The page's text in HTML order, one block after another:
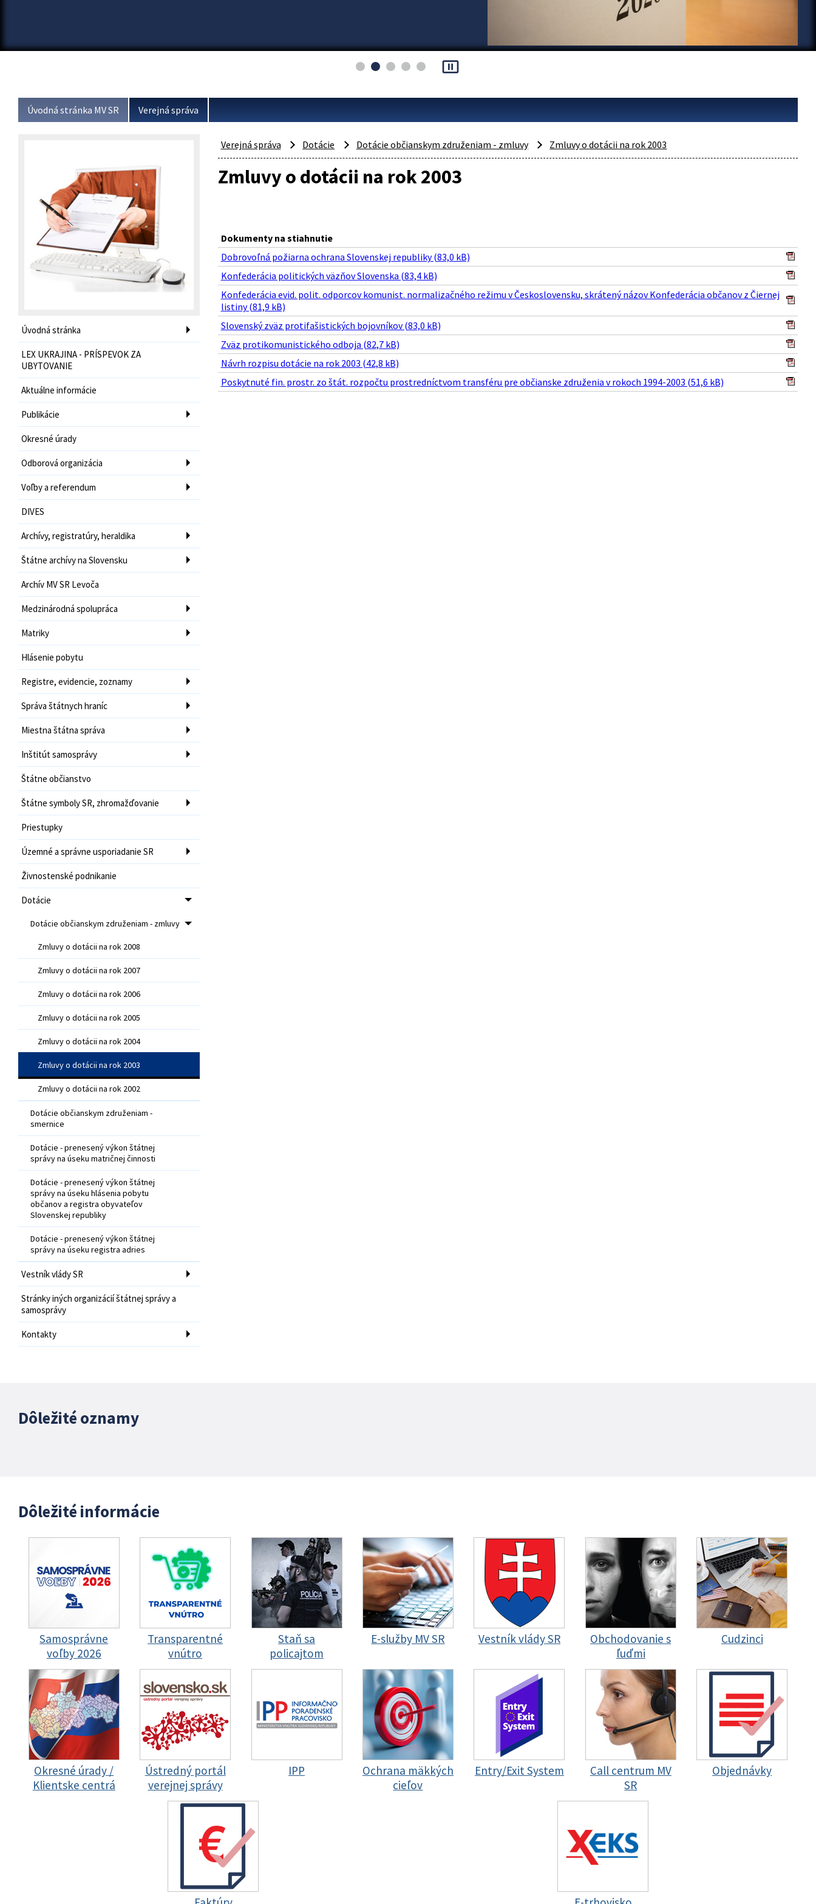
pause_presentation
Úvodná stránka MV SR Verejná správa
Úvodná stránka
LEX UKRAJINA - PRÍSPEVOK ZA
UBYTOVANIE
Aktuálne informácie
Publikácie
Okresné úrady
Odborová organizácia
Voľby a referendum
DIVES
Archívy, registratúry, heraldika
Štátne archívy na Slovensku
Archív MV SR Levoča
Medzinárodná spolupráca
Matriky
Hlásenie pobytu
Registre, evidencie, zoznamy
Správa štátnych hraníc
Miestna štátna správa
Inštitút samosprávy
Štátne občianstvo
Štátne symboly SR, zhromažďovanie
Priestupky
Územné a správne usporiadanie SR
Živnostenské podnikanie
Dotácie
Dotácie občianskym združeniam - zmluvy
Zmluvy o dotácii na rok 2008
Zmluvy o dotácii na rok 2007
Zmluvy o dotácii na rok 2006
Zmluvy o dotácii na rok 2005
Zmluvy o dotácii na rok 2004
Zmluvy o dotácii na rok 2003
Zmluvy o dotácii na rok 2002
Dotácie občianskym združeniam -
smernice
Dotácie - prenesený výkon štátnej
správy na úseku matričnej činnosti
Dotácie - prenesený výkon štátnej
správy na úseku hlásenia pobytu
občanov a registra obyvateľov
Slovenskej republiky
Dotácie - prenesený výkon štátnej
správy na úseku registra adries
Vestník vlády SR
Stránky iných organizácií štátnej správy a
samosprávy
Kontakty
Verejná správa Dotácie Dotácie občianskym združeniam - zmluvy Zmluvy o dotácii na rok 2003
Zmluvy o dotácii na rok 2003
Dokumenty na stiahnutie
Dobrovoľná požiarna ochrana Slovenskej republiky (83,0 kB)
Konfederácia politických väzňov Slovenska (83,4 kB)
Konfederácia evid. polit. odporcov komunist. normalizačného režimu v Československu, skrátený názov Konfederácia občanov z Čiernej
listiny (81,9 kB)
Slovenský zväz protifašistických bojovníkov (83,0 kB)
Zväz protikomunistického odboja (82,7 kB)
Návrh rozpisu dotácie na rok 2003 (42,8 kB)
Poskytnuté fin. prostr. zo štát. rozpočtu prostredníctvom transféru pre občianske združenia v rokoch 1994-2003 (51,6 kB)
Dôležité oznamy
Dôležité informácie
Samosprávne
voľby 2026
Transparentné
vnútro
Staň sa
policajtom
E-služby MV SR Vestník vlády SR
Obchodovanie s
ľuďmi
Cudzinci
Okresné úrady /
Klientske centrá
Ústredný portál
verejnej správy
IPP
Ochrana mäkkých
cieľov
Entry/Exit System
Call centrum MV
SR
Objednávky